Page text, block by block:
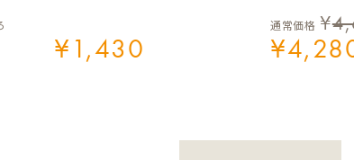
¥1,430
通常価格 ¥
¥